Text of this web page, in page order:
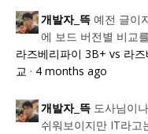
개발자_뜩 예전 글이
에 보드 버전별 비교
라즈베리파이 3B+ vs 라
교 · 4 months ago
개발자_뜩 도사님이
쉬워보이지만 IT라고